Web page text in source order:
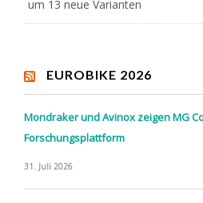
um 13 neue Varianten
EUROBIKE 2026
Mondraker und Avinox zeigen MG
Forschungsplattform
31. Juli 2026